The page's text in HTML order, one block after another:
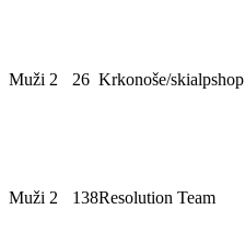
Muži 2 26 Krkonoše/skialpshop
Muži 2 138Resolution Team